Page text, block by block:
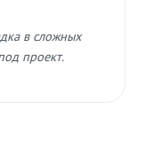
в сложных
проект.